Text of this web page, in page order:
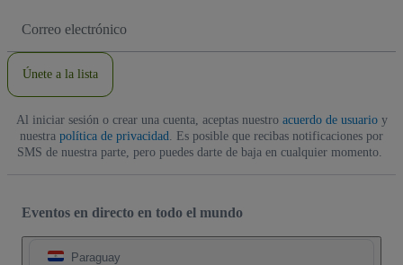
de
Únete a la lista
Al iniciar sesión o crear una cuenta, aceptas nuestro acuerdo de usuarioy
nuestra política de privacidad . Es posible que recibas notificaciones por
SMS de nuestra parte, pero puedes darte de baja en cualquier momento.
Eventos en directo en todo el mundo
Paraguay